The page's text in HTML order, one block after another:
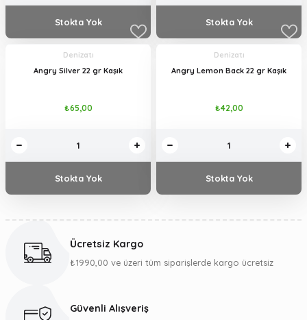
Stokta Yok Stokta Yok
Denizatı
Angry Silver 22 gr Kaşık
₺65,00
Stokta Yok
Denizatı
Angry Lemon Back 22 gr Kaşık
₺42,00
Stokta Yok
Ücretsiz Kargo
₺1990,00 ve üzeri tüm siparişlerde kargo ücretsiz
Güvenli Alışveriş